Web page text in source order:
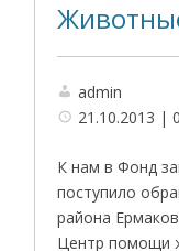
admin
21.10.2013
0
К нам в Фонд
поступило
района
Центр помощи